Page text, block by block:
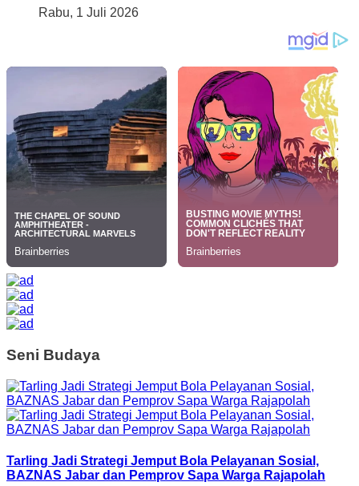
Rabu, 1 Juli 2026
Seni Budaya
Tarling Jadi Strategi Jemput Bola Pelayanan Sosial,
BAZNAS Jabar dan Pemprov Sapa Warga Rajapolah